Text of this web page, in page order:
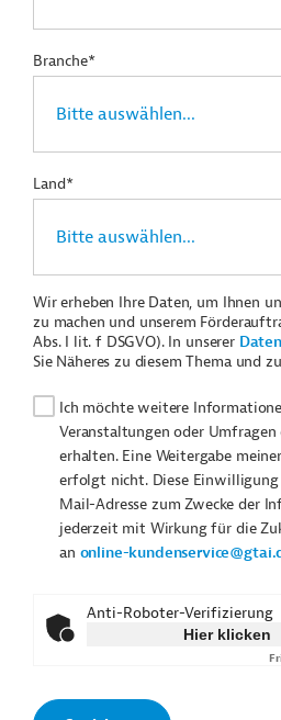
Branche*
Land*
Wir erheben Ihre Daten, um Ihnen
zu machen und unserem
Abs. I lit. f DSGVO). In unserer
Sie Näheres zu diesem Thema und
Ich möchte weitere
Veranstaltungen oder Umfragen
erhalten. Eine Weitergabe
erfolgt nicht. Diese
Mail-Adresse zum Zwecke der
jederzeit mit Wirkung für die
an online-
Anti-Roboter-Verifizierung
Hier klicken